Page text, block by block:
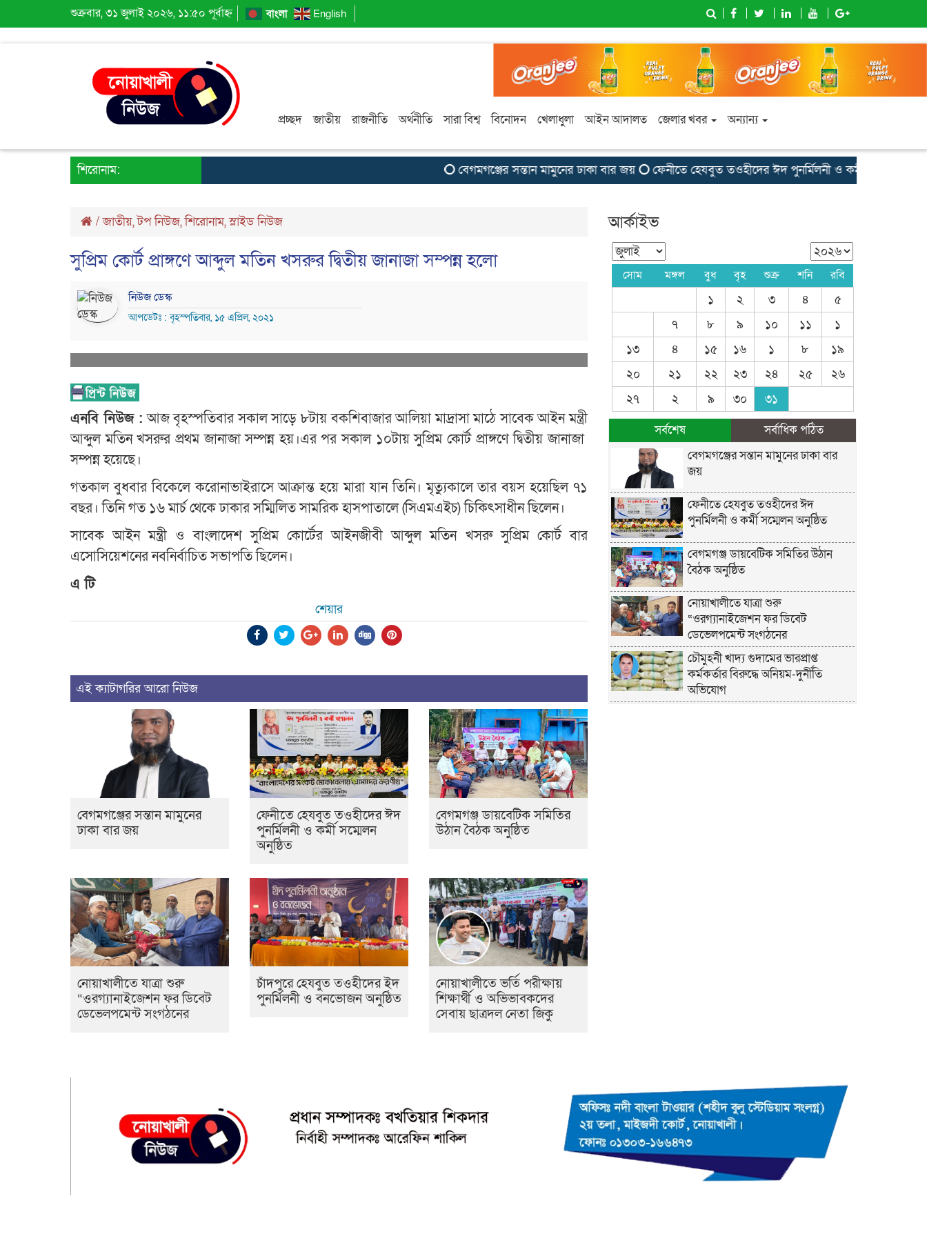
শুক্রবার, ৩১ জুলাই ২০২৬, ১১:৫০ পূর্বাহ্ন বাংলা English
প্রচ্ছদ জাতীয় রাজনীতি অর্থনীতি সারা বিশ্ব বিনোদন খেলাধুলা আইন আদালত জেলার খবর অন্যান্য
শিরোনাম: বেগমগঞ্জের সন্তান মামুনের ঢাকা বার জয় ফেনীতে হেযবুত তওহীদের ঈদ পুনর্মিলনী ও কর্মী সম্মেলন অনুষ্ঠিত
/জাতীয়,টপ নিউজ,শিরোনাম,স্লাইড নিউজ
সুপ্রিম কোর্ট প্রাঙ্গণে আব্দুল মতিন খসরুর দ্বিতীয় জানাজা সম্পন্ন হলো
নিউজ ডেস্ক
আপডেটঃ : বৃহস্পতিবার, ১৫ এপ্রিল, ২০২১
এনবি নিউজ : আজ বৃহস্পতিবার সকাল সাড়ে ৮টায় বকশিবাজার আলিয়া মাদ্রাসা মাঠে সাবেক আইন মন্ত্রী
আব্দুল মতিন খসরুর প্রথম জানাজা সম্পন্ন হয়।এর পর সকাল ১০টায় সুপ্রিম কোর্ট প্রাঙ্গণে দ্বিতীয় জানাজা
সম্পন্ন হয়েছে।
গতকাল বুধবার বিকেলে করোনাভাইরাসে আক্রান্ত হয়ে মারা যান তিনি। মৃত্যুকালে তার বয়স হয়েছিল ৭১
বছর। তিনি গত ১৬ মার্চ থেকে ঢাকার সম্মিলিত সামরিক হাসপাতালে (সিএমএইচ) চিকিৎসাধীন ছিলেন।
সাবেক আইন মন্ত্রী ও বাংলাদেশ সুপ্রিম কোর্টের আইনজীবী আব্দুল মতিন খসরু সুপ্রিম কোর্ট বার
এসোসিয়েশনের নবনির্বাচিত সভাপতি ছিলেন।
এ টি
শেয়ার
এই ক্যাটাগরির আরো নিউজ
বেগমগঞ্জের সন্তান মামুনের
ঢাকা বার জয়
ফেনীতে হেযবুত তওহীদের ঈদ
পুনর্মিলনী ও কর্মী সম্মেলন
অনুষ্ঠিত
বেগমগঞ্জ ডায়বেটিক সমিতির
উঠান বৈঠক অনুষ্ঠিত
নোয়াখালীতে যাত্রা শুরু
“ওরগ্যানাইজেশন ফর ডিবেট
ডেভেলপমেন্ট সংগঠনের
চাঁদপুরে হেযবুত তওহীদের ইদ
পুনর্মিলনী ও বনভোজন অনুষ্ঠিত
নোয়াখালীতে ভর্তি পরীক্ষায়
শিক্ষার্থী ও অভিভাবকদের
সেবায় ছাত্রদল নেতা জিকু
আর্কাইভ
সোম মঙ্গল বুধ বৃহ শুক্র শনি রবি
১ ২ ৩ ৪
৫
৭
৮ ৯ ১০ ১১
১
১৩
৪ ১৫ ১৬ ১ ৮
১৯
২০
২১ ২২ ২৩ ২৪ ২৫
২৬
২৭
২ ৯ ৩০
৩১
সর্বশেষ
সর্বাধিক পঠিত
বেগমগঞ্জের সন্তান মামুনের ঢাকা বার
জয়
ফেনীতে হেযবুত তওহীদের ঈদ
পুনর্মিলনী ও কর্মী সম্মেলন অনুষ্ঠিত
বেগমগঞ্জ ডায়বেটিক সমিতির উঠান
বৈঠক অনুষ্ঠিত
নোয়াখালীতে যাত্রা শুরু
“ওরগ্যানাইজেশন ফর ডিবেট
ডেভেলপমেন্ট সংগঠনের
চৌমুহনী খাদ্য গুদামের ভারপ্রাপ্ত
কর্মকর্তার বিরুদ্ধে অনিয়ম-দুর্নীতি
অভিযোগ